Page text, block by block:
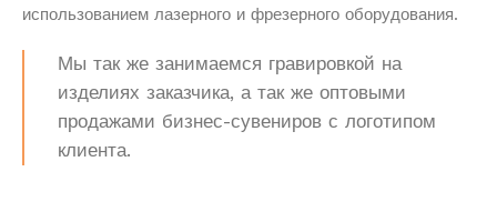
использованием лазерного и фрезерного оборудования.
Мы так же занимаемся гравировкой на
изделиях заказчика, а так же оптовыми
продажами бизнес-сувениров с логотипом
клиента.